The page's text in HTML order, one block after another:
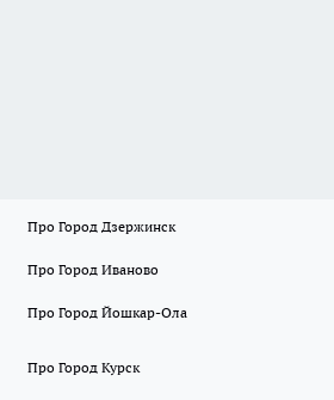
Про Город Дзержинск
Про Город Иваново
Про Город Йошкар-Ола
Про Город Курск